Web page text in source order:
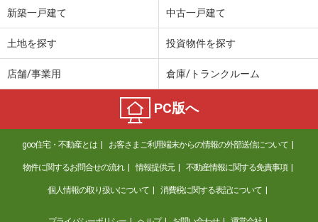
13.30万円
福岡県北九州市八幡西区東浜町
6.45万円
住 所
福岡県北九州市八幡西区東浜町
専有面積 30.29m²
間取り
1LDK
福岡県北九州市八幡西区町上津役西１丁目
新築一戸建て 中古一戸建て
土地を探す 投資物件を探す
店舗/事業用 倉庫/トランクルーム
PC版へ
goo住宅・不動産とは お客さまご利用端末からの情報の外部送信について
物件に関するお問合せの流れ 情報提供元 不動産情報に関する免責事項
個人情報の取り扱いについて 消費税に関する表記について